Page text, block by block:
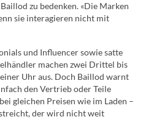
zu bedenken. «Die Marken
sie interagieren nicht mit
und Influencer sowie satte
machen zwei Drittel bis
Uhr aus. Doch Baillod warnt
den Vertrieb oder Teile
gleichen Preisen wie im Laden –
der wird nicht weit